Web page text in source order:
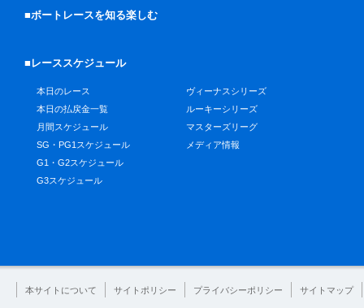
■ボートレースを知る楽しむ
■レーススケジュール
本日のレース
本日の払戻金一覧
月間スケジュール
SG・PG1スケジュール
G1・G2スケジュール
G3スケジュール
ヴィーナスシリーズ
ルーキーシリーズ
マスターズリーグ
メディア情報
本サイトについて サイトポリシー プライバシーポリシー サイトマップ